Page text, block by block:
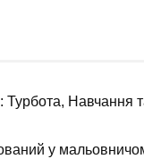
Навчання
у